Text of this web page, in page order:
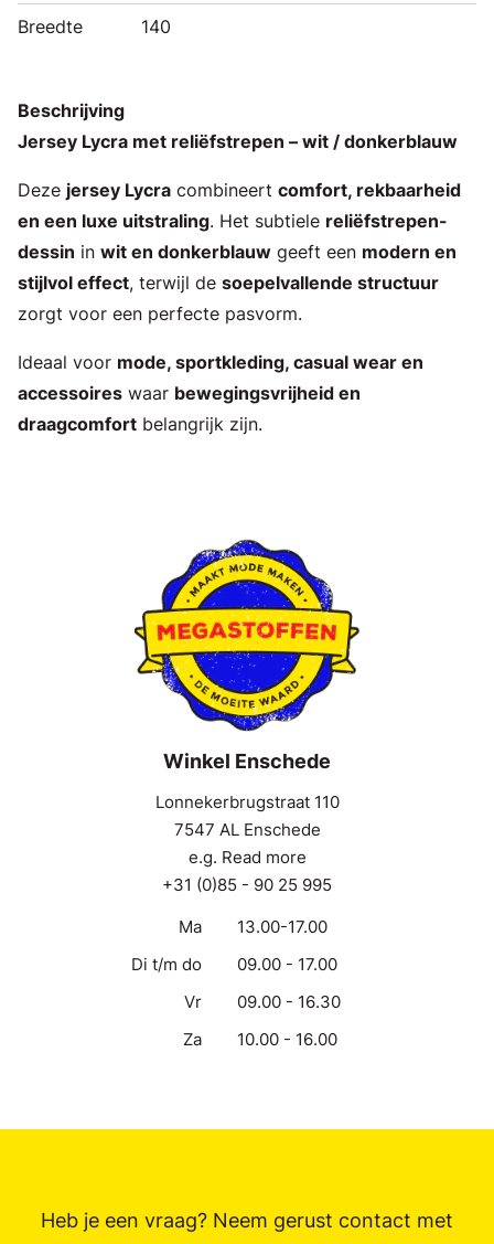
Breedte 140
Beschrijving
Jersey Lycra met reliëfstrepen – wit / donkerblauw
Deze jersey Lycra combineert comfort, rekbaarheid
en een luxe uitstraling. Het subtiele reliëfstrepen-
dessin in wit en donkerblauw geeft een modern en
stijlvol effect, terwijl de soepelvallende structuur
zorgt voor een perfecte pasvorm.
Ideaal voor mode, sportkleding, casual wear en
accessoires waar bewegingsvrijheid en
draagcomfort belangrijk zijn.
Winkel Enschede
Lonnekerbrugstraat 110
7547 AL Enschede
e.g. Read more
+31 (0)85 - 90 25 995
Ma
13.00-17.00
Di t/m do
09.00 - 17.00
Vr
09.00 - 16.30
Za
10.00 - 16.00
Heb je een vraag? Neem gerust contact met